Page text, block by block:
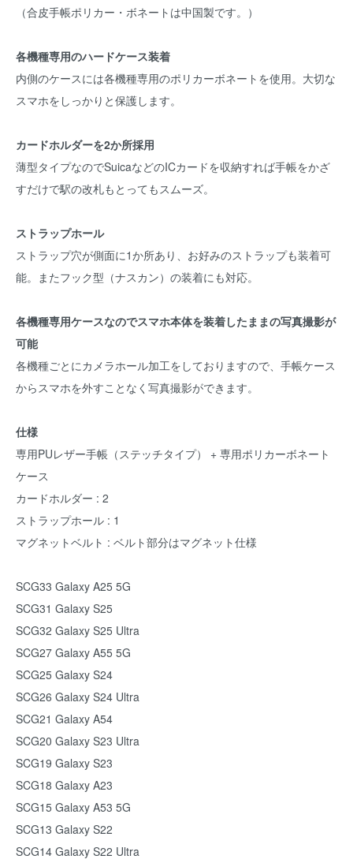
（合皮手帳ポリカー・ボネートは中国製です。）
各機種専用のハードケース装着
内側のケースには各機種専用のポリカーボネートを使用。大切な
スマホをしっかりと保護します。
カードホルダーを2か所採用
薄型タイプなのでSuicaなどのICカードを収納すれば手帳をかざ
すだけで駅の改札もとってもスムーズ。
ストラップホール
ストラップ穴が側面に1か所あり、お好みのストラップも装着可
能。またフック型（ナスカン）の装着にも対応。
各機種専用ケースなのでスマホ本体を装着したままの写真撮影が
可能
各機種ごとにカメラホール加工をしておりますので、手帳ケース
からスマホを外すことなく写真撮影ができます。
仕様
専用PUレザー手帳（ステッチタイプ） + 専用ポリカーボネート
ケース
カードホルダー : 2
ストラップホール : 1
マグネットベルト : ベルト部分はマグネット仕様
SCG33 Galaxy A25 5G
SCG31 Galaxy S25
SCG32 Galaxy S25 Ultra
SCG27 Galaxy A55 5G
SCG25 Galaxy S24
SCG26 Galaxy S24 Ultra
SCG21 Galaxy A54
SCG20 Galaxy S23 Ultra
SCG19 Galaxy S23
SCG18 Galaxy A23
SCG15 Galaxy A53 5G
SCG13 Galaxy S22
SCG14 Galaxy S22 Ultra